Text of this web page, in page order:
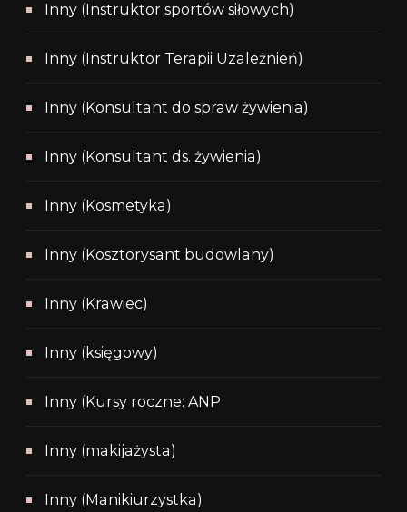
Inny (Instruktor sportów siłowych)
Inny (Instruktor Terapii Uzależnień)
Inny (Konsultant do spraw żywienia)
Inny (Konsultant ds. żywienia)
Inny (Kosmetyka)
Inny (Kosztorysant budowlany)
Inny (Krawiec)
Inny (księgowy)
Inny (Kursy roczne: ANP
Inny (makijażysta)
Inny (Manikiurzystka)